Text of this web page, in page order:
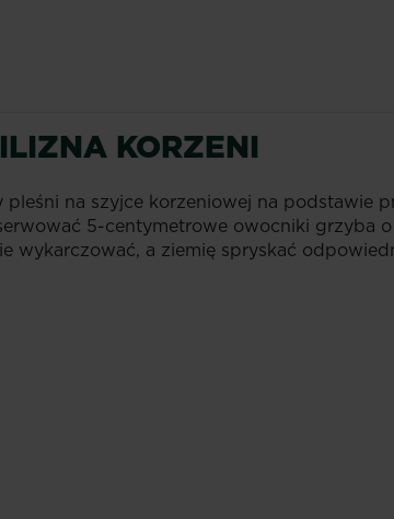
KORZENI
na szyjce korzeniowej na podstawie
5-centymetrowe owocniki grzyba
wykarczować, a ziemię spryskać